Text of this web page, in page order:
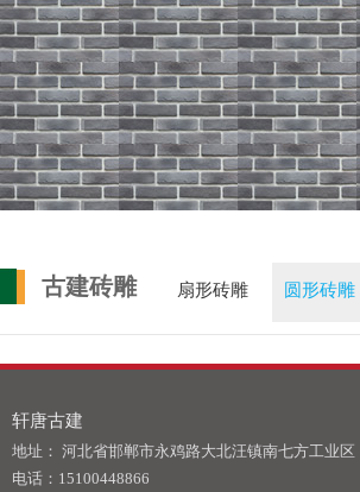
古建砖雕 扇形砖雕 圆形砖雕
轩唐古建
地址： 河北省邯郸市永鸡路大北汪镇南七方工业区
电话：15100448866